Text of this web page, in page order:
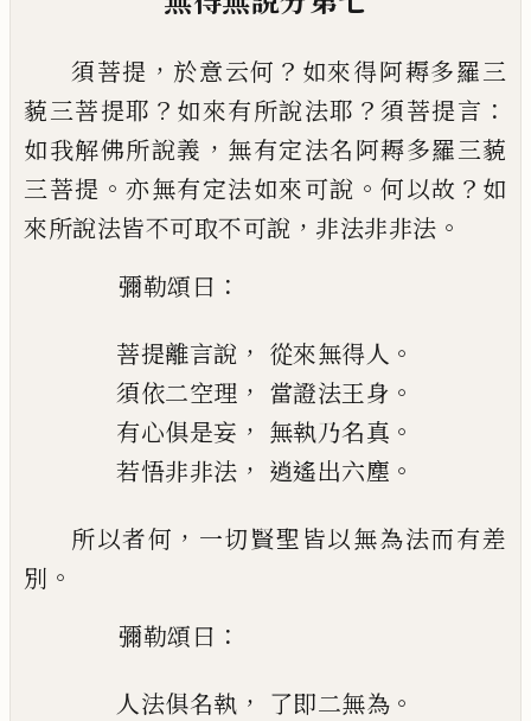
須菩提 ， 於意云何 ？ 如來得阿耨多羅三
藐三菩提耶 ？ 如來有所說法耶 ？ 須菩提言 ：
如我解佛所說義 ， 無有定法名阿耨多羅三藐
三菩提 。 亦無有定法如來可說 。 何以故 ？ 如
來所說法皆不可取不可說 ， 非法非非法 。
彌勒頌曰 ：
菩提離言說 ， 從來無得人 。
須依二空理 ， 當證法王身 。
有心俱是妄 ， 無執乃名真 。
若悟非非法 ， 逍遙出六塵 。
所以者何 ， 一切賢聖皆以無為法而有差
別 。
彌勒頌曰 ：
人法俱名執 ， 了即二無為 。